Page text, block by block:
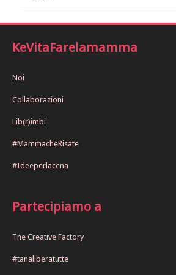
KeVitaFarelamamma
Noi
Collaborazioni
Lib(r)imbi
#MammacheRisate
#Ideeperlacena
Partecipiamo a
The Creative Factory
#tanaliberatutte